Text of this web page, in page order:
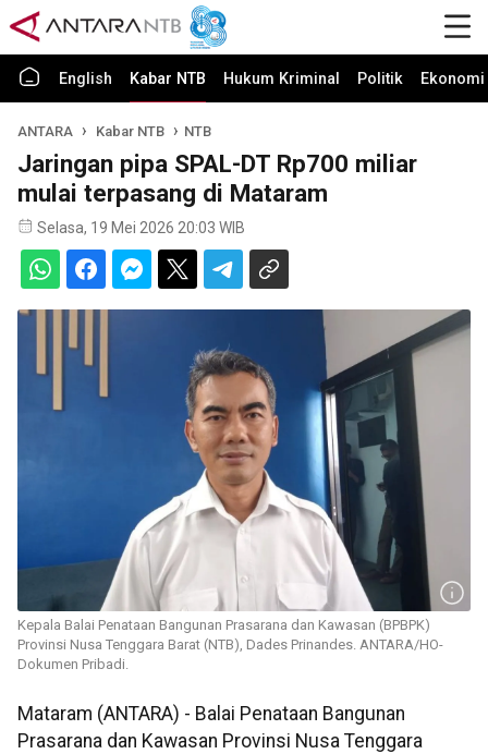
English Kabar NTB Hukum Kriminal Politik
ANTARA Kabar NTB NTB
Jaringan pipa SPAL-DT Rp700 miliar
mulai terpasang di Mataram
Selasa, 19 Mei 2026 20:03 WIB
Kepala Balai Penataan Bangunan Prasarana dan Kawasan (BPBPK)
Provinsi Nusa Tenggara Barat (NTB), Dades Prinandes. ANTARA/HO-
Dokumen Pribadi.
Mataram (ANTARA) - Balai Penataan Bangunan
Prasarana dan Kawasan Provinsi Nusa Tenggara